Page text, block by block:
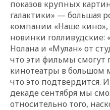
показов крупных
галактики» — большая
компании «Наше
новинки голливудские:
Нолана и «Мулан» от
что эти фильмы смогут
кинотеатры в большом
что это подтвердится.
декаде сентября мы
относительно того,